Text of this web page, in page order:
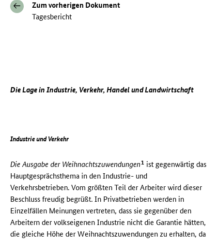
Zum vorherigen Dokument
Tagesbericht
Die Lage in Industrie, Verkehr, Handel und Landwirtschaft
Industrie und Verkehr
Die Ausgabe der Weihnachtszuwendungen1 ist gegenwärtig das
Hauptgesprächsthema in den Industrie- und
Verkehrsbetrieben. Vom größten Teil der Arbeiter wird dieser
Beschluss freudig begrüßt. In Privatbetrieben werden in
Einzelfällen Meinungen vertreten, dass sie gegenüber den
Arbeitern der volkseigenen Industrie nicht die Garantie hätten,
die gleiche Höhe der Weihnachtszuwendungen zu erhalten, da